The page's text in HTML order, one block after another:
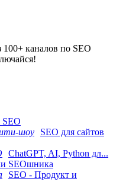
100+ каналов по SEO
SEO для сайтов
ChatGPT, AI, Python дл...
SEOшника
SEO - Продукт и